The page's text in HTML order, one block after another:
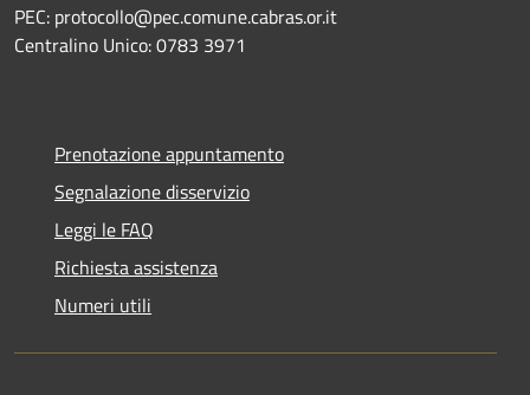
PEC: protocollo@pec.comune.cabras.or.it
Centralino Unico: 0783 3971
Prenotazione appuntamento
Segnalazione disservizio
Leggi le FAQ
Richiesta assistenza
Numeri utili